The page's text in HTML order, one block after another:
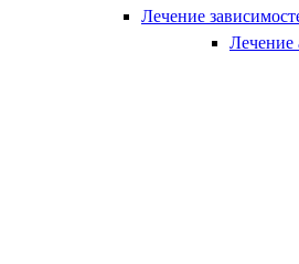
Лечение
Лечение